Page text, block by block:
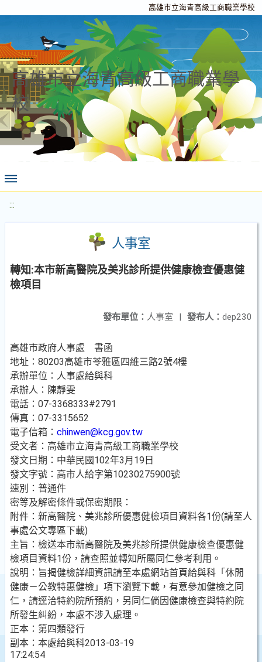
高雄市立海青高級工商職業學校
高雄市立海青高級工商職業學
校
:::
人事室
轉知:本市新高醫院及美兆診所提供健康檢查優惠健
檢項目
發布人： dep230
發布單位： 人事室 |
高雄市政府人事處 書函
地址：80203高雄市苓雅區四維三路2號4樓
承辦單位：人事處給與科
承辦人：陳靜雯
電話：07-3368333#2791
傳真：07-3315652
電子信箱： chinwen@kcg.gov.tw
受文者：高雄市立海青高級工商職業學校
發文日期：中華民國102年3月19日
發文字號：高市人給字第10230275900號
速別：普通件
密等及解密條件或保密期限：
附件：新高醫院、美兆診所優惠健檢項目資料各1份(請至人
事處公文專區下載)
主旨：檢送本市新高醫院及美兆診所提供健康檢查優惠健
檢項目資料1份，請查照並轉知所屬同仁參考利用。
說明：旨揭健檢詳細資訊請至本處網站首頁給與科「休閒
健康－公教特惠健檢」項下瀏覽下載，有意參加健檢之同
仁，請逕洽特約院所預約，另同仁倘因健康檢查與特約院
所發生糾紛，本處不涉入處理。
正本：第四類發行
副本：本處給與科2013-03-19
17:24:54